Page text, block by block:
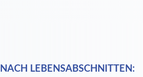
NACH LEBENSABSCHNITTEN: